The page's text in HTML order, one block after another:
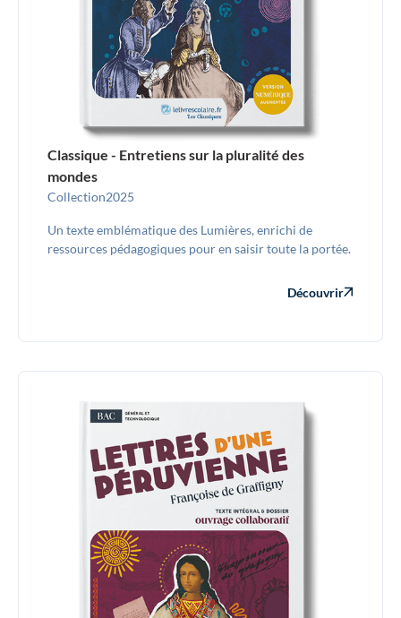
Classique - Entretiens sur la pluralité des
mondes
Collection2025
Un texte emblématique des Lumières, enrichi de
ressources pédagogiques pour en saisir toute la portée.
Découvrir